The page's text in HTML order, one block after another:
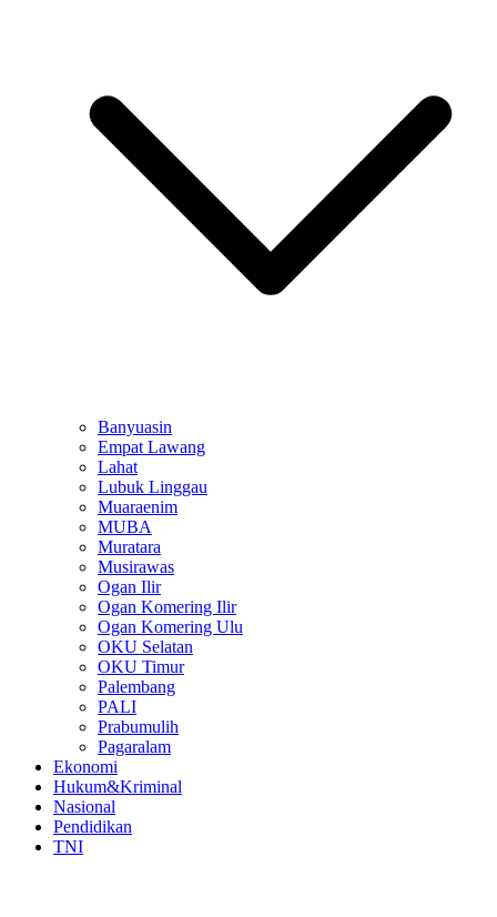
Banyuasin
Empat Lawang
Lahat
Lubuk Linggau
Muaraenim
MUBA
Muratara
Musirawas
Ogan Ilir
Ogan Komering Ilir
Ogan Komering Ulu
OKU Selatan
OKU Timur
Palembang
PALI
Prabumulih
Pagaralam
Ekonomi
Hukum&Kriminal
Nasional
Pendidikan
TNI